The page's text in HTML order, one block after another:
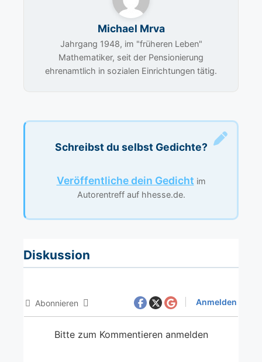
Michael Mrva
Jahrgang 1948, im "früheren Leben"
Mathematiker, seit der Pensionierung
ehrenamtlich in sozialen Einrichtungen tätig.
Schreibst du selbst Gedichte?
Veröffentliche dein Gedicht im
Autorentreff auf hhesse.de.
Diskussion
Abonnieren Anmelden
Bitte zum Kommentieren anmelden